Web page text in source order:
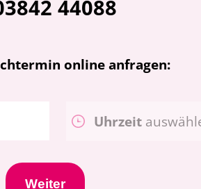
44088
online anfragen:
Uhrzeit
Weiter